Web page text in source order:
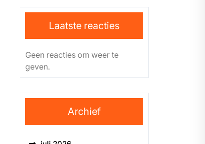
Laatste reacties
Geen reacties om weer te
geven.
Archief